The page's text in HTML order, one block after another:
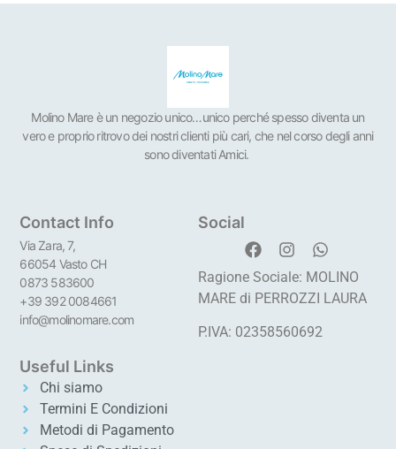
Molino Mare è un negozio unico…unico perché spesso diventa un
vero e proprio ritrovo dei nostri clienti più cari, che nel corso degli anni
sono diventati Amici.
Contact Info
Via Zara, 7,
66054 Vasto CH
0873 583600
+39 392 0084661
info@molinomare.com
Social
Ragione Sociale: MOLINO
MARE di PERROZZI LAURA
P.IVA: 02358560692
Useful Links
Chi siamo
Termini E Condizioni
Metodi di Pagamento